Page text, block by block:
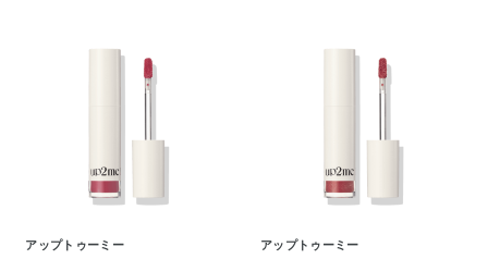
アップトゥーミー アップトゥーミー